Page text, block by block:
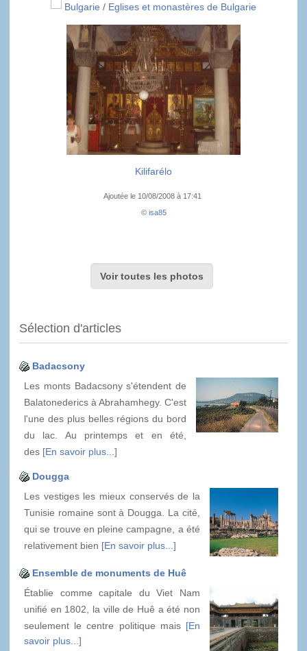
Bulgarie / Eglises et monastères de Bulgarie
Kilifarélo
Ajoutée le 10/08/2008 à 17:41
© isa85
Voir toutes les photos
Sélection d'articles
Badacsony
Les monts Badacsony s'étendent de
Balatonederics à Abrahamhegy. C'est
l'une des plus belles régions du bord
du lac. Au printemps et en été,
des [En savoir plus...]
Dougga
Les vestiges les mieux conservés de la
Tunisie romaine sont à Dougga. La cité,
qui se trouve en pleine campagne, a été
relativement bien [En savoir plus...]
Ensemble de monuments de Huê
Établie comme capitale du Viet Nam
unifié en 1802, la ville de Huê a été non
seulement le centre politique mais [En
savoir plus...]